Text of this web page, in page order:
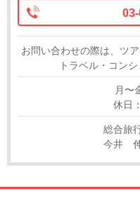
お問い合わせの際は、ツ
トラベル・コン
月〜
休日
総合旅
今井